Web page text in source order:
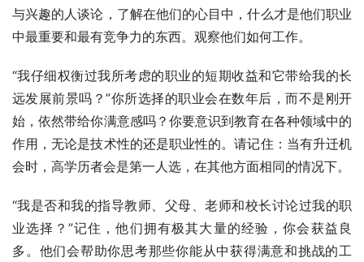
与兴趣的人谈论，了解在他们的心目中，什么才是他们职业
中最重要和最有竞争力的东西。观察他们如何工作。
“我仔细权衡过我所考虑的职业的短期收益和它带给我的长
远发展前景吗？”你所选择的职业会在数年后，而不是刚开
始，依然带给你满意感吗？你要意识到教育在各种领域中的
作用，无论是技术性的还是职业性的。请记住：当有升迁机
“我是否和我的指导教师、父母、老师和校长讨论过我的职
业选择？”记住，他们拥有极其大量的经验，你会获益良
多。他们会帮助你思考那些你能从中获得满意和挑战的工